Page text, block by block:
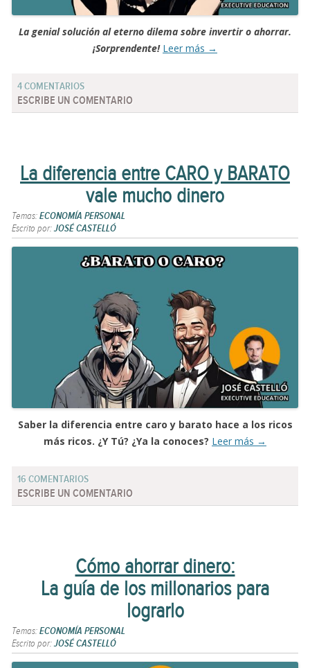
La genial solución al eterno dilema sobre invertir o ahorrar.
¡Sorprendente! Leer más →
4 COMENTARIOS
ESCRIBE UN COMENTARIO
La diferencia entre CARO y BARATO
vale mucho dinero
Temas:ECONOMÍA PERSONAL
Escrito por:JOSÉ CASTELLÓ
Saber la diferencia entre caro y barato hace a los ricos
más ricos. ¿Y Tú? ¿Ya la conoces? Leer más →
16 COMENTARIOS
ESCRIBE UN COMENTARIO
Cómo ahorrar dinero:
La guía de los millonarios para
lograrlo
Temas:ECONOMÍA PERSONAL
Escrito por:JOSÉ CASTELLÓ